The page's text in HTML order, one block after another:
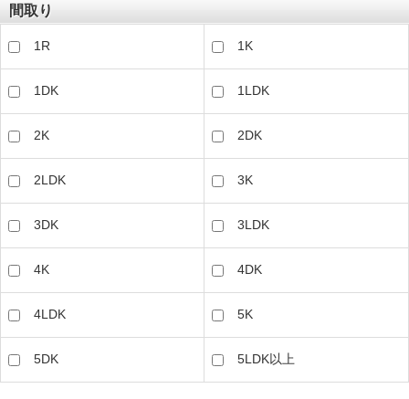
間取り
1R 1K
1DK 1LDK
2K 2DK
2LDK 3K
3DK 3LDK
4K 4DK
4LDK 5K
5DK 5LDK以上